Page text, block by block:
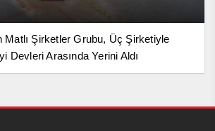
Matlı Şirketler Grubu, Üç Şirketiyle
Devleri Arasında Yerini Aldı